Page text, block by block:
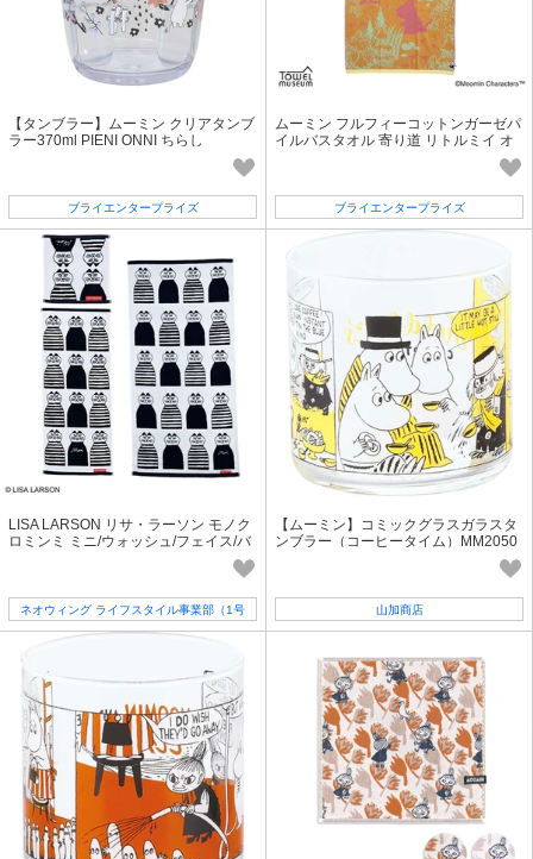
【タンブラー】ムーミン クリアタンブ
ラー370ml PIENI ONNI ちらし
ブライエンタープライズ
ムーミン フルフィーコットンガーゼパ
イルバスタオル 寄り道 リトルミイ オ
ブライエンタープライズ
LISA LARSON リサ・ラーソン モノク
ロミンミ ミニ/ウォッシュ/フェイス/バ
ネオウィング ライフスタイル事業部（1号
店）
【ムーミン】コミックグラスガラスタ
ンブラー（コーヒータイム）MM2050
山加商店